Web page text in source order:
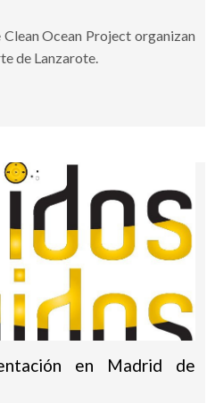
Ocean Project organizan
de Lanzarote.
en Madrid de